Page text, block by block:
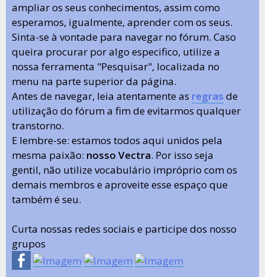
ampliar os seus conhecimentos, assim como
esperamos, igualmente, aprender com os seus.
Sinta-se à vontade para navegar no fórum. Caso
queira procurar por algo especifico, utilize a
nossa ferramenta "Pesquisar", localizada no
menu na parte superior da página.
Antes de navegar, leia atentamente as regras de
utilização do fórum a fim de evitarmos qualquer
transtorno.
E lembre-se: estamos todos aqui unidos pela
mesma paixão: nosso Vectra. Por isso seja
gentil, não utilize vocabulário impróprio com os
demais membros e aproveite esse espaço que
também é seu.
Curta nossas redes sociais e participe dos nosso
grupos